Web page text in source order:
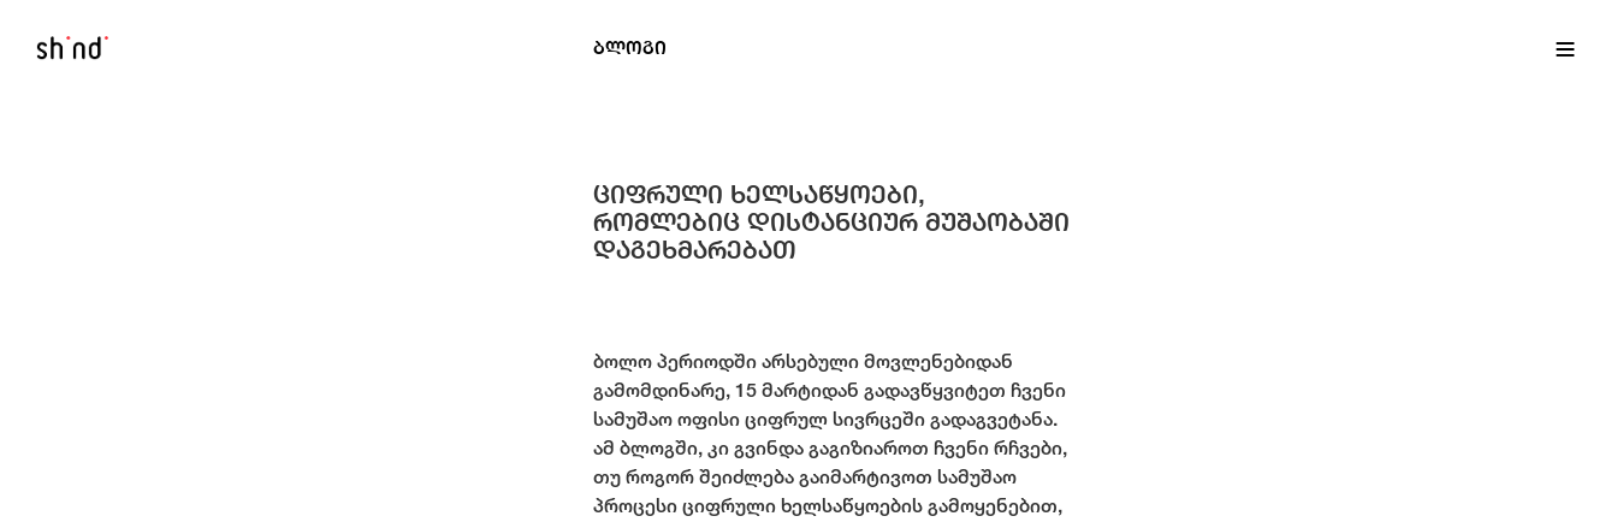
ბლოგი
ციფრული ხელსაწყოები,
რომლებიც დისტანციურ მუშაობაში
დაგეხმარებათ
ბოლო პერიოდში არსებული მოვლენებიდან
გამომდინარე, 15 მარტიდან გადავწყვიტეთ ჩვენი
სამუშაო ოფისი ციფრულ სივრცეში გადაგვეტანა.
ამ ბლოგში, კი გვინდა გაგიზიაროთ ჩვენი რჩვები,
თუ როგორ შეიძლება გაიმარტივოთ სამუშაო
პროცესი ციფრული ხელსაწყოების გამოყენებით,